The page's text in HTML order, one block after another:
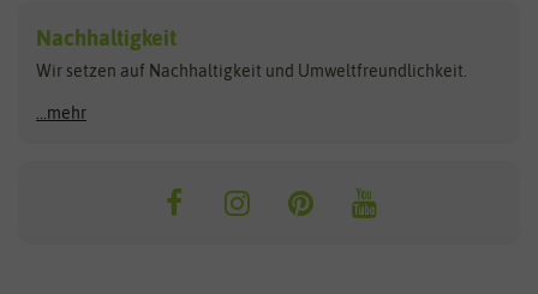
Heizmatte & Heizkabel
Kokos-Quelltabletten
Zimmergewächshaus
Carl Pabst
Florissa
Flortis
Franchi Sementi
Hortitops
JUB Holland
Nachhaltigkeit
Wir setzen auf Nachhaltigkeit und Umweltfreundlichkeit.
...mehr